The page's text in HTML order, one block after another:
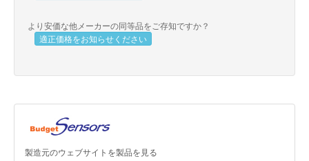
より安価な他メーカーの同等品をご存知ですか？
適正価格をお知らせください
製造元のウェブサイトを製品を見る